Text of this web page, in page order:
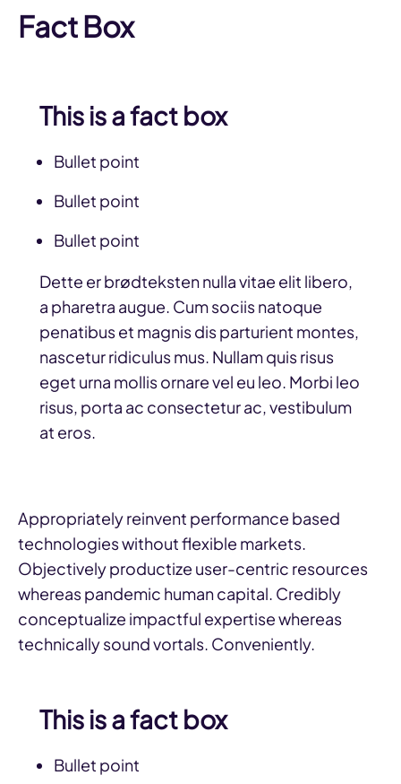
Fact Box
This is a fact box
Bullet point
Bullet point
Bullet point
Dette er brødteksten nulla vitae elit libero,
a pharetra augue. Cum sociis natoque
penatibus et magnis dis parturient montes,
nascetur ridiculus mus. Nullam quis risus
eget urna mollis ornare vel eu leo. Morbi leo
risus, porta ac consectetur ac, vestibulum
at eros.
Appropriately reinvent performance based
technologies without flexible markets.
Objectively productize user-centric resources
whereas pandemic human capital. Credibly
conceptualize impactful expertise whereas
technically sound vortals. Conveniently.
This is a fact box
Bullet point